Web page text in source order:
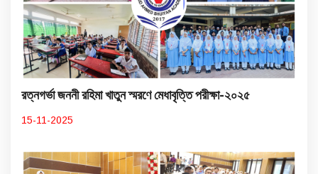
রত্নগর্ভা জননী রহিমা খাতুন স্মরণে মেধাবৃত্তি পরীক্ষা-২০২৫
15-11-2025